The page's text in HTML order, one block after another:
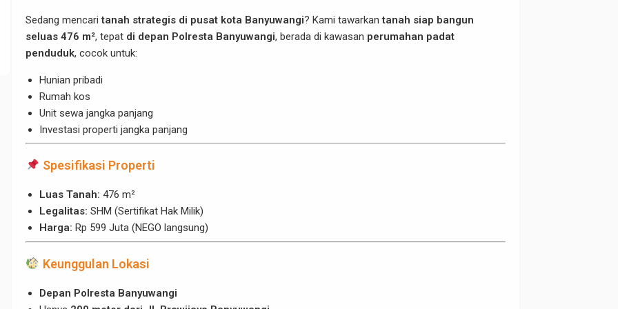
Sedang mencaritanah strategis di pusat kota Banyuwangi? Kami tawarkantanah siap bangun
seluas 476 m², tepat di depan Polresta Banyuwangi, berada di kawasan perumahan padat
penduduk, cocok untuk:
Hunian pribadi
Rumah kos
Unit sewa jangka panjang
Investasi properti jangka panjang
Spesifikasi Properti
Luas Tanah: 476 m²
Legalitas: SHM (Sertifikat Hak Milik)
Harga: Rp 599 Juta (NEGO langsung)
Keunggulan Lokasi
Depan Polresta Banyuwangi